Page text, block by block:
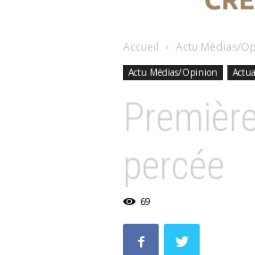
Accueil Actu Médias/
Actu Médias/Opinion
percée
69